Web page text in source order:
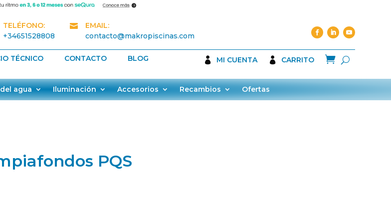
TELÉFONO:
+34651528808

EMAIL:
contacto@makropiscinas.com
TÉCNICO CONTACTO BLOG MI CUENTA CARRITO 
agua Iluminación Accesorios Recambios Ofertas
PQS